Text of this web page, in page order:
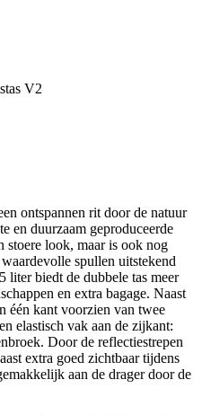
V2
ontspannen rit door de natuur
en duurzaam geproduceerde
stoere look, maar is ook nog
spullen uitstekend
liter biedt de dubbele tas meer
en extra bagage. Naast
één kant voorzien van twee
elastisch vak aan de zijkant:
Door de reflectiestrepen
extra goed zichtbaar tijdens
aan de drager door de